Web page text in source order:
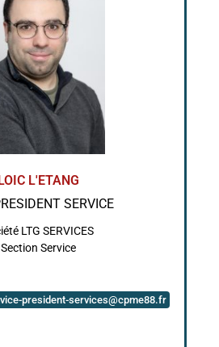
LOIC L'ETANG
SERVICE
LTG SERVICES
Section Service
vice-president-services@cpme88.fr